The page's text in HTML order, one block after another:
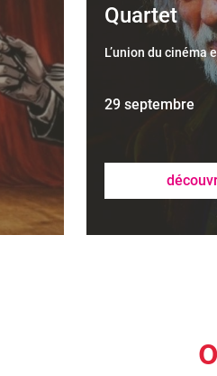
Quartet
L’union du cinéma
29 septembre